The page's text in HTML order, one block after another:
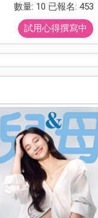
數量: 10 已報名: 453
試用心得撰寫中